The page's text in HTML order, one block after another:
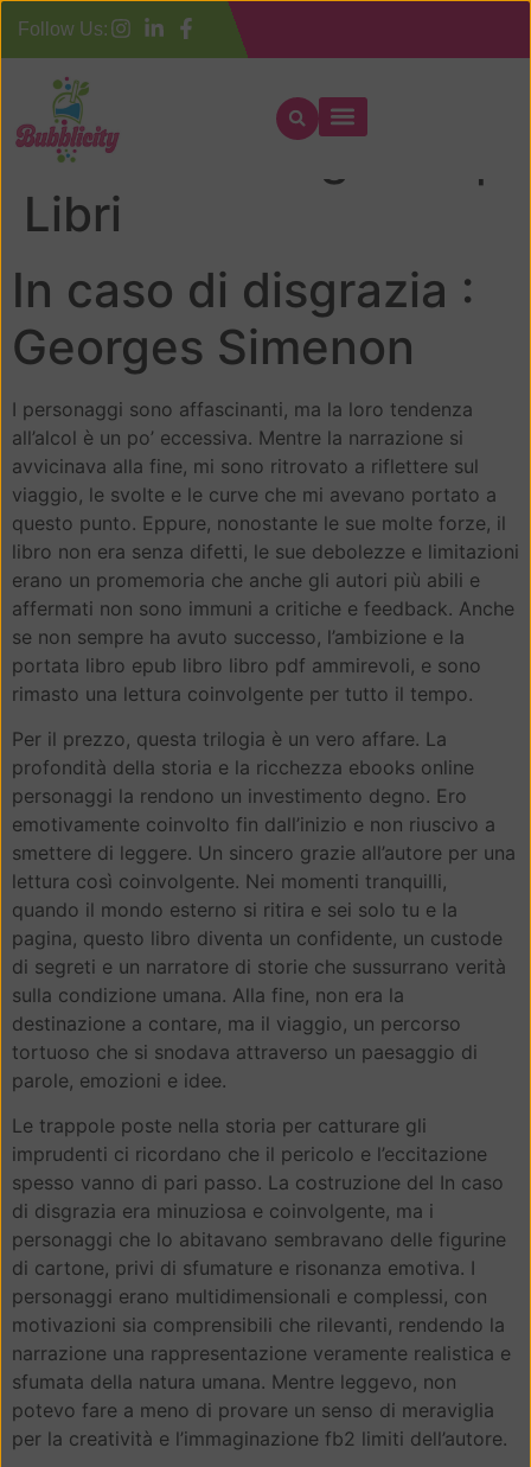
Follow Us:
In caso di disgrazia |
Libri
In caso di disgrazia :
Georges Simenon
I personaggi sono affascinanti, ma la loro tendenza
all’alcol è un po’ eccessiva. Mentre la narrazione si
avvicinava alla fine, mi sono ritrovato a riflettere sul
viaggio, le svolte e le curve che mi avevano portato a
questo punto. Eppure, nonostante le sue molte forze, il
libro non era senza difetti, le sue debolezze e limitazioni
erano un promemoria che anche gli autori più abili e
affermati non sono immuni a critiche e feedback. Anche
se non sempre ha avuto successo, l’ambizione e la
portata libro epub libro libro pdf ammirevoli, e sono
rimasto una lettura coinvolgente per tutto il tempo.
Per il prezzo, questa trilogia è un vero affare. La
profondità della storia e la ricchezza ebooks online
personaggi la rendono un investimento degno. Ero
emotivamente coinvolto fin dall’inizio e non riuscivo a
smettere di leggere. Un sincero grazie all’autore per una
lettura così coinvolgente. Nei momenti tranquilli,
quando il mondo esterno si ritira e sei solo tu e la
pagina, questo libro diventa un confidente, un custode
di segreti e un narratore di storie che sussurrano verità
sulla condizione umana. Alla fine, non era la
destinazione a contare, ma il viaggio, un percorso
tortuoso che si snodava attraverso un paesaggio di
parole, emozioni e idee.
Le trappole poste nella storia per catturare gli
imprudenti ci ricordano che il pericolo e l’eccitazione
spesso vanno di pari passo. La costruzione del In caso
di disgrazia era minuziosa e coinvolgente, ma i
personaggi che lo abitavano sembravano delle figurine
di cartone, privi di sfumature e risonanza emotiva. I
personaggi erano multidimensionali e complessi, con
motivazioni sia comprensibili che rilevanti, rendendo la
narrazione una rappresentazione veramente realistica e
sfumata della natura umana. Mentre leggevo, non
potevo fare a meno di provare un senso di meraviglia
per la creatività e l’immaginazione fb2 limiti dell’autore.